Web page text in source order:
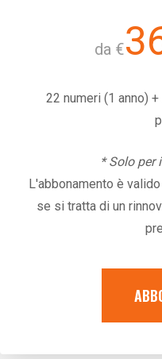
da €
22 numeri (1 anno)
* Solo per
L'abbonamento è
se si tratta di un